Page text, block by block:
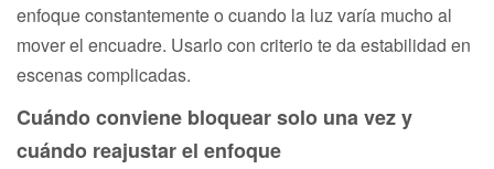
enfoque constantemente o cuando la luz varía mucho al
mover el encuadre. Usarlo con criterio te da estabilidad en
escenas complicadas.
Cuándo conviene bloquear solo una vez y
cuándo reajustar el enfoque